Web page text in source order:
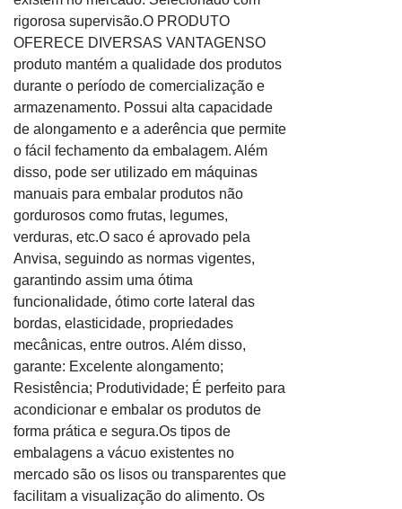
Envelopes coex
Envelopes coextrusado adesivado segurança para caixas
Envelopes coloridos
Envelopes fábrica
Envelopes personalizados empresa
Envelopes personalizados preço
Envelopes plástico de segurança inviolável
Envelopes plásticos com lacre de segurança
Envelopes plásticos de segurança ecommerce
Envelopes plásticos de segurança tipo void
Envelopes plásticos personalizados correio
Envelopes plásticos segurança comprar
Envelopes plásticos segurança lacre comprar
Envelopes plásticos segurança personalizados
Envelopes plásticos segurança preço
Envelopes segurança coextrusados
Envelopes segurança com adesivo
Envelopes segurança de plásticos para documentos
Envelopes segurança de pronta entrega
Envelopes segurança de sangria
Envelopes segurança fita adesiva permanente
rigorosa supervisão.O PRODUTO
OFERECE DIVERSAS VANTAGENSO
produto mantém a qualidade dos produtos
durante o período de comercialização e
armazenamento. Possui alta capacidade
de alongamento e a aderência que permite
o fácil fechamento da embalagem. Além
disso, pode ser utilizado em máquinas
manuais para embalar produtos não
gordurosos como frutas, legumes,
verduras, etc.O saco é aprovado pela
Anvisa, seguindo as normas vigentes,
garantindo assim uma ótima
funcionalidade, ótimo corte lateral das
bordas, elasticidade, propriedades
mecânicas, entre outros. Além disso,
garante: Excelente alongamento;
Resistência; Produtividade; É perfeito para
acondicionar e embalar os produtos de
forma prática e segura.Os tipos de
embalagens a vácuo existentes no
mercado são os lisos ou transparentes que
facilitam a visualização do alimento. Os